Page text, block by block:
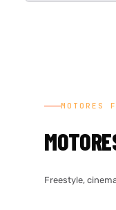
MOTORES
Freestyle,